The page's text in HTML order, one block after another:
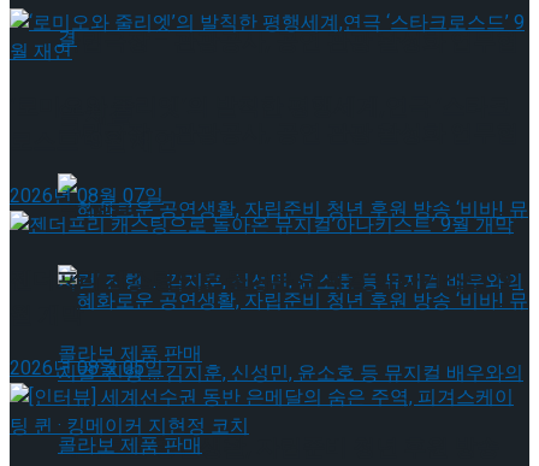
국립극장 – 관광공사, 공연 관광 활성화 업무협
혜화로운 공연생활, 자립준비 청년 후원 방송
약 체결
2026년 08월 07일
젠더프리 캐스팅으로 돌아온 뮤지컬’아나키스트’ 9
월 개막
2026년 08월 05일